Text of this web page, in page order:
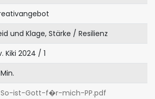
und Klage, Stärke / Resilienz
Kiki 2024 / 1
So-ist-Gott-f�r-mich-PP.pdf